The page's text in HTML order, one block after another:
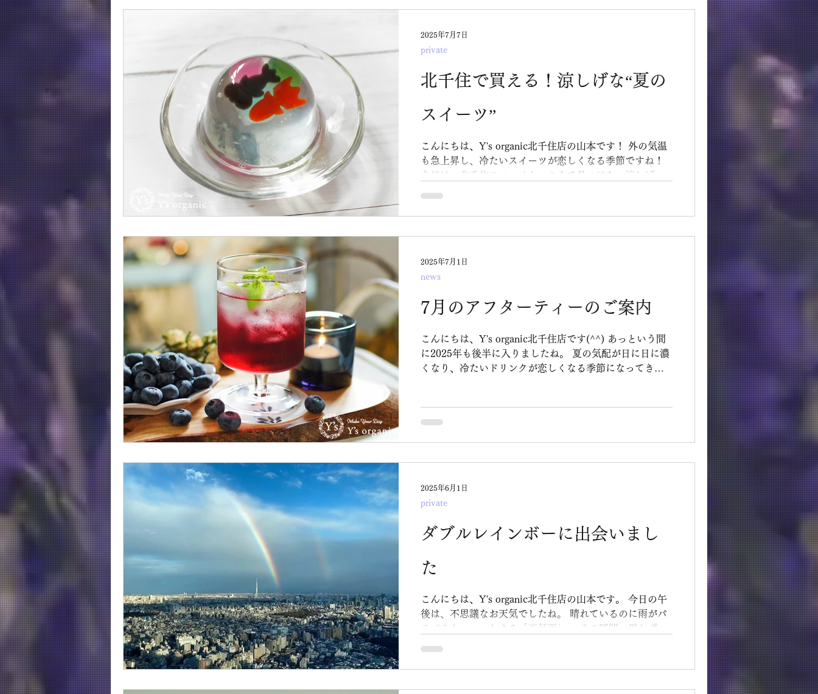
北千住で買える！涼しげな“夏の
スイーツ”
こんにちは、Y's organic北千住店の山本です！ 外の気温
も急上昇し、冷たいスイーツが恋しくなる季節ですね！
今日は、北千住のマルイとルミネで見つけた、涼しげ
かりですよ(^^) ◆1．日本橋屋長兵衛「金魚すくい」（北
千住マルイ） ◆3．菓匠 清閑院「抹茶葛水ようかん」
（ルミネ北千住） 北千住には、季節を楽しめる美味しい
や、自分へのご褒美に、ぜひチェックしてみてくださ
private
2025年7月7日
7月のアフターティーのご案内
こんにちは、Y's organic北千住店です(^^) あっという間
に2025年も後半に入りましたね。 夏の気配が日に日に濃
くなり、冷たいドリンクが恋しくなる季節になってきま
だいたハーブコーディアルが今年も登場です！
news
2025年7月1日
ダブルレインボーに出会いまし
た
こんにちは、Y's organic北千住店の山本です。 今日の午
後は、不思議なお天気でしたね。 晴れているのに雨がパ
ラパラと――いわゆる「天気雨」。 その瞬間、思わず
private
2025年6月1日